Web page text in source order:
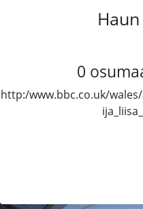
0
http:/www.bbc.co.uk/